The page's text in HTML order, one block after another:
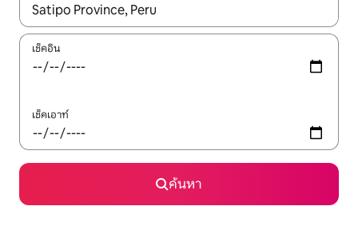
ใช้ลูกศรขึ้นลง หรือใช้การสัมผัสหรือปัด เพื่อสำรวจผลการค้นหา
เช็คอิน
เช็คเอาท์
ค้นหา